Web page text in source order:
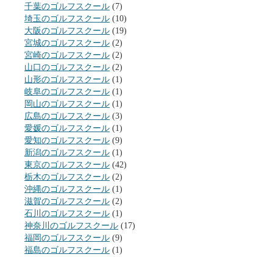
千葉のゴルフスクール (7)
埼玉のゴルフスクール (10)
大阪のゴルフスクール (19)
宮城のゴルフスクール (2)
宮崎のゴルフスクール (2)
山口のゴルフスクール (2)
山形のゴルフスクール (1)
岐阜のゴルフスクール (1)
岡山のゴルフスクール (1)
広島のゴルフスクール (3)
愛媛のゴルフスクール (1)
愛知のゴルフスクール (9)
新潟のゴルフスクール (1)
東京のゴルフスクール (42)
栃木のゴルフスクール (2)
沖縄のゴルフスクール (1)
滋賀のゴルフスクール (2)
石川のゴルフスクール (1)
神奈川のゴルフスクール (17)
福岡のゴルフスクール (9)
福島のゴルフスクール (1)